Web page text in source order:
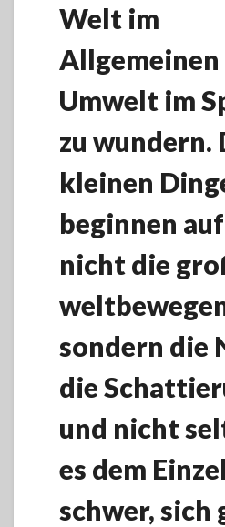
Welt im
Umwelt im
zu wundern.
kleinen
beginnen
nicht die
sondern die
die
und nicht
es dem
schwer, sich